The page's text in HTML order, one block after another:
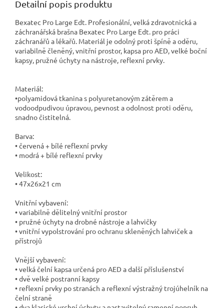
Detailní popis produktu
Bexatec Pro Large Edt. Profesionální, velká zdravotnická a
záchranářská brašna Bexatec Pro Large Edt. pro práci
záchranářů a lékařů. Materiál je odolný proti špíně a oděru,
variabilně členěný, vnitřní prostor, kapsa pro AED, velké boční
kapsy, pružné úchyty na nástroje, reflexní prvky.
Materiál:
•polyamidová tkanina s polyuretanovým zátěrem a
vodoodpudivou úpravou, pevnost a odolnost proti oděru,
snadno čistitelná.
Barva:
• červená + bílé reflexní prvky
• modrá + bílé reflexní prvky
Velikost:
• 47x26x21 cm
Vnitřní vybavení:
• variabilně dělitelný vnitřní prostor
• pružné úchyty na drobné nástroje a lahvičky
• vnitřní vypolstrování pro ochranu skleněných lahviček a
přístrojů
Vnější vybavení:
• velká čelní kapsa určená pro AED a další příslušenství
• dvě velké postranní kapsy
• reflexní prvky po stranách a reflexní výstražný trojúhelník na
čelní straně